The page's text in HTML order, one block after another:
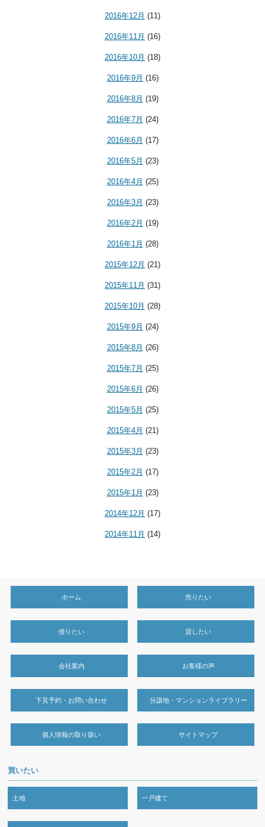
2016年12月 (11)
2016年11月 (16)
2016年10月 (18)
2016年9月 (16)
2016年8月 (19)
2016年7月 (24)
2016年6月 (17)
2016年5月 (23)
2016年4月 (25)
2016年3月 (23)
2016年2月 (19)
2016年1月 (28)
2015年12月 (21)
2015年11月 (31)
2015年10月 (28)
2015年9月 (24)
2015年8月 (26)
2015年7月 (25)
2015年6月 (26)
2015年5月 (25)
2015年4月 (21)
2015年3月 (23)
2015年2月 (17)
2015年1月 (23)
2014年12月 (17)
2014年11月 (14)
ホーム 売りたい
借りたい 貸したい
会社案内 お客様の声
下見予約・お問い合わせ 分譲地・マンションライブラリー
個人情報の取り扱い サイトマップ
買いたい
土地 一戸建て